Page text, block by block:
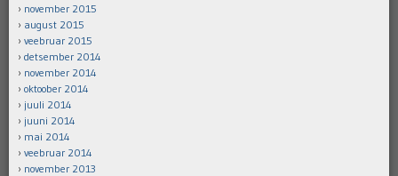
november 2015
august 2015
veebruar 2015
detsember 2014
november 2014
oktoober 2014
juuli 2014
juuni 2014
mai 2014
veebruar 2014
november 2013